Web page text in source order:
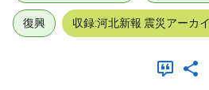
復興 収録:河北新報 震災アーカ